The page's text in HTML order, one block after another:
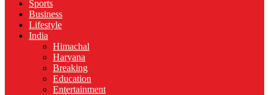
Sports
Business
Lifestyle
India
Himachal
Haryana
Breaking
Education
Entertainment